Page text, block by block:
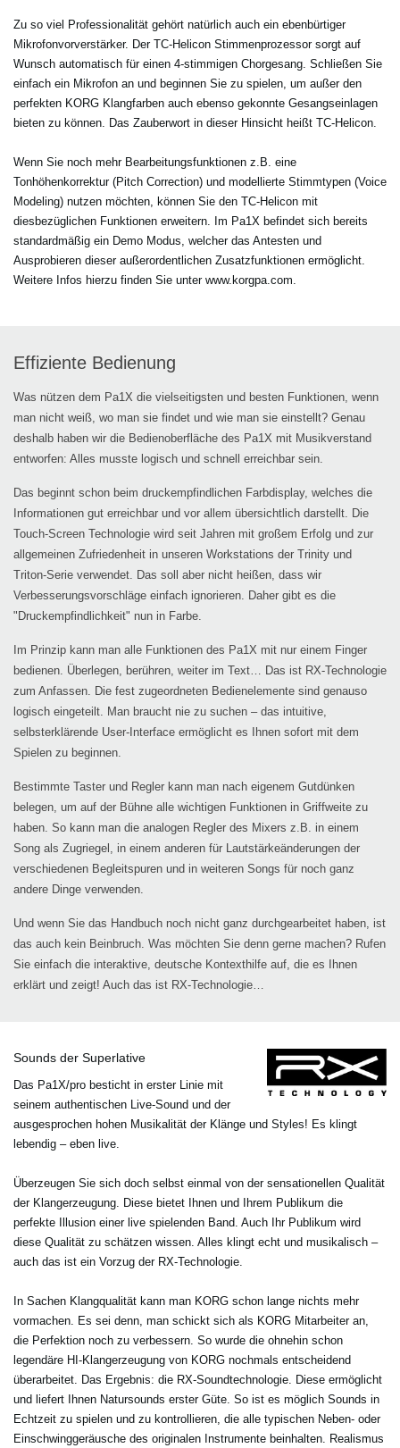
Zu so viel Professionalität gehört natürlich auch ein ebenbürtiger
Mikrofonvorverstärker. Der TC-Helicon Stimmenprozessor sorgt auf
Wunsch automatisch für einen 4-stimmigen Chorgesang. Schließen Sie
einfach ein Mikrofon an und beginnen Sie zu spielen, um außer den
perfekten KORG Klangfarben auch ebenso gekonnte Gesangseinlagen
bieten zu können. Das Zauberwort in dieser Hinsicht heißt TC-Helicon.
Wenn Sie noch mehr Bearbeitungsfunktionen z.B. eine
Tonhöhenkorrektur (Pitch Correction) und modellierte Stimmtypen (Voice
Modeling) nutzen möchten, können Sie den TC-Helicon mit
diesbezüglichen Funktionen erweitern. Im Pa1X befindet sich bereits
standardmäßig ein Demo Modus, welcher das Antesten und
Ausprobieren dieser außerordentlichen Zusatzfunktionen ermöglicht.
Weitere Infos hierzu finden Sie unter www.korgpa.com.
Effiziente Bedienung
Was nützen dem Pa1X die vielseitigsten und besten Funktionen, wenn
man nicht weiß, wo man sie findet und wie man sie einstellt? Genau
deshalb haben wir die Bedienoberfläche des Pa1X mit Musikverstand
entworfen: Alles musste logisch und schnell erreichbar sein.
Das beginnt schon beim druckempfindlichen Farbdisplay, welches die
Informationen gut erreichbar und vor allem übersichtlich darstellt. Die
Touch-Screen Technologie wird seit Jahren mit großem Erfolg und zur
allgemeinen Zufriedenheit in unseren Workstations der Trinity und
Triton-Serie verwendet. Das soll aber nicht heißen, dass wir
Verbesserungsvorschläge einfach ignorieren. Daher gibt es die
"Druckempfindlichkeit" nun in Farbe.
Im Prinzip kann man alle Funktionen des Pa1X mit nur einem Finger
bedienen. Überlegen, berühren, weiter im Text… Das ist RX-Technologie
zum Anfassen. Die fest zugeordneten Bedienelemente sind genauso
logisch eingeteilt. Man braucht nie zu suchen – das intuitive,
selbsterklärende User-Interface ermöglicht es Ihnen sofort mit dem
Spielen zu beginnen.
Bestimmte Taster und Regler kann man nach eigenem Gutdünken
belegen, um auf der Bühne alle wichtigen Funktionen in Griffweite zu
haben. So kann man die analogen Regler des Mixers z.B. in einem
Song als Zugriegel, in einem anderen für Lautstärkeänderungen der
verschiedenen Begleitspuren und in weiteren Songs für noch ganz
andere Dinge verwenden.
Und wenn Sie das Handbuch noch nicht ganz durchgearbeitet haben, ist
das auch kein Beinbruch. Was möchten Sie denn gerne machen? Rufen
Sie einfach die interaktive, deutsche Kontexthilfe auf, die es Ihnen
erklärt und zeigt! Auch das ist RX-Technologie…
Sounds der Superlative
Das Pa1X/pro besticht in erster Linie mit
seinem authentischen Live-Sound und der
ausgesprochen hohen Musikalität der Klänge und Styles! Es klingt
lebendig – eben live.
Überzeugen Sie sich doch selbst einmal von der sensationellen Qualität
der Klangerzeugung. Diese bietet Ihnen und Ihrem Publikum die
perfekte Illusion einer live spielenden Band. Auch Ihr Publikum wird
diese Qualität zu schätzen wissen. Alles klingt echt und musikalisch –
auch das ist ein Vorzug der RX-Technologie.
In Sachen Klangqualität kann man KORG schon lange nichts mehr
vormachen. Es sei denn, man schickt sich als KORG Mitarbeiter an,
die Perfektion noch zu verbessern. So wurde die ohnehin schon
legendäre HI-Klangerzeugung von KORG nochmals entscheidend
überarbeitet. Das Ergebnis: die RX-Soundtechnologie. Diese ermöglicht
und liefert Ihnen Natursounds erster Güte. So ist es möglich Sounds in
Echtzeit zu spielen und zu kontrollieren, die alle typischen Neben- oder
Einschwinggeräusche des originalen Instrumente beinhalten. Realismus